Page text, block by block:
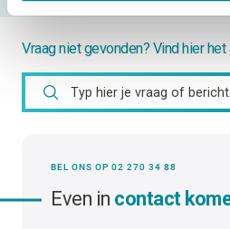
Vraag niet gevonden? Vind hier het
BEL ONS OP 02 270 34 88
Even in contact